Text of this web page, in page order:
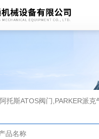
阿托斯ATOS阀门,PARKER派